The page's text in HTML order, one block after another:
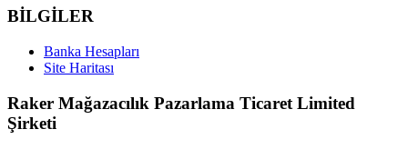
BİLGİLER
Banka Hesapları
Site Haritası
Raker Mağazacılık Pazarlama Ticaret Limited
Şirketi